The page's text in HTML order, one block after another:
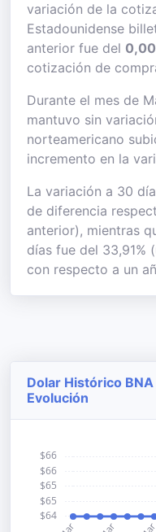
variación de la
Estadounidense
anterior fue del
cotización de
Durante el mes de
mantuvo sin
norteamericano
incremento en la
La variación a 30
de diferencia
anterior), mientras
días fue del 33,91%
con respecto a un
Dolar Histórico
Evolución